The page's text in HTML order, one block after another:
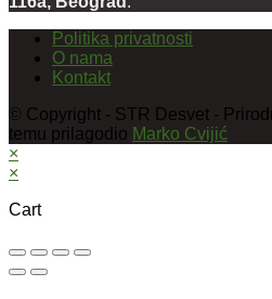
Politika privatnosti
O nama
Kontakt
© Copyright - STR Desvet -
temu prilagodio Marko Cvijić
×
×
Cart